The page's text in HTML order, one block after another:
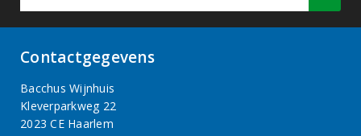
Contactgegevens
Bacchus Wijnhuis
Kleverparkweg 22
2023 CE Haarlem